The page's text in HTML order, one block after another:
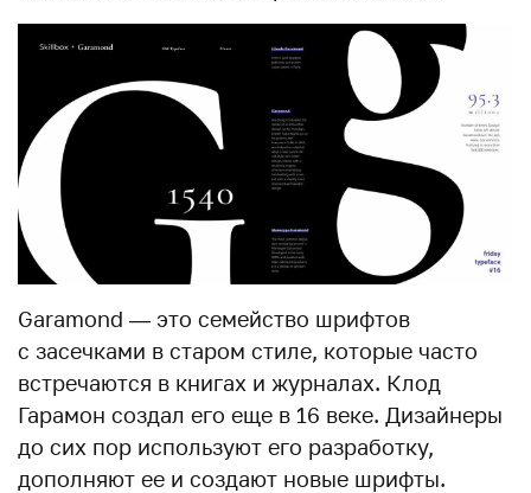
Garamond — это семейство шрифтов
с засечками в старом стиле, которые часто
встречаются в книгах и журналах. Клод
Гарамон создал его еще в 16 веке. Дизайнеры
до сих пор используют его разработку,
дополняют ее и создают новые шрифты.